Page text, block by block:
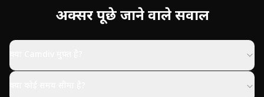
अक्सर पूछे जाने वाले सवाल